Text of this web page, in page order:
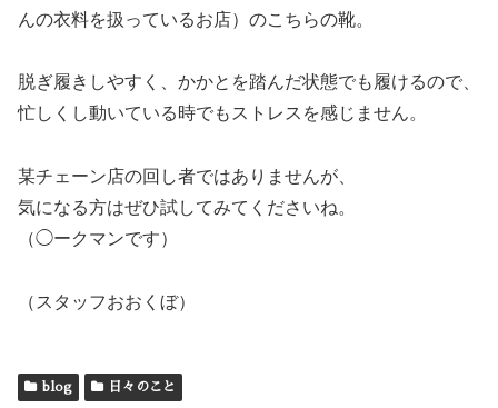
んの衣料を扱っているお店）のこちらの靴。
脱ぎ履きしやすく、かかとを踏んだ状態でも履けるので、
忙しくし動いている時でもストレスを感じません。
某チェーン店の回し者ではありませんが、
気になる方はぜひ試してみてくださいね。
（◯ークマンです）
（スタッフおおくぼ）
blog 日々のこと